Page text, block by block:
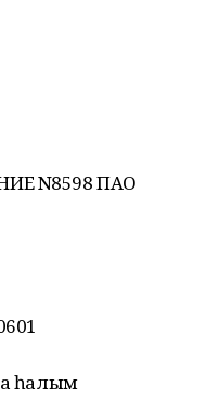
N8598 ПАО
һалым